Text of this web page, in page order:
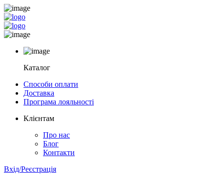
Каталог
Способи оплати
Доставка
Програма лояльності
Клієнтам
Про нас
Блог
Контакти
Вхід/Реєстрація